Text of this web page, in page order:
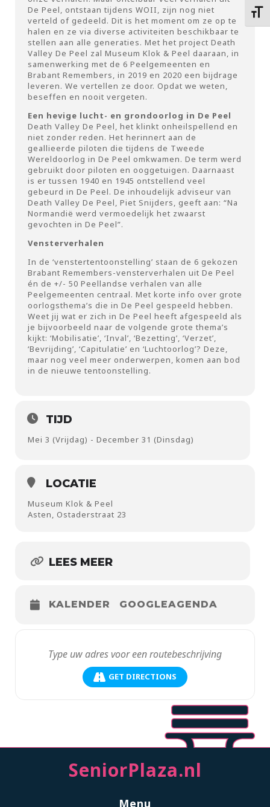
De Peel, ontstaan tijdens WOII, zijn nog niet
verteld of gedeeld. Dit is het moment om ze op te
halen en ze via diverse activiteiten beschikbaar te
stellen aan alle generaties. Met het project Death
Valley De Peel zal Museum Klok & Peel daaraan, in
samenwerking met de 6 Peelgemeenten en
Brabant Remembers, in 2019 en 2020 een bijdrage
leveren. We vertellen ze door. Opdat we weten,
beseffen en nooit vergeten.
Een hevige lucht- en grondoorlog in De Peel
Death Valley De Peel, het klinkt onheilspellend en
niet zonder reden. Het herinnert aan de
geallieerde piloten die tijdens de Tweede
Wereldoorlog in De Peel omkwamen. De term werd
gebruikt door piloten en ooggetuigen. Daarnaast
is er tussen 1940 en 1945 ontstellend veel
gebeurd in De Peel. De inhoudelijk adviseur van
Death Valley De Peel, Piet Snijders, geeft aan: “Na
Normandië werd vermoedelijk het zwaarst
gevochten in De Peel”.
Vensterverhalen
In de ‘venstertentoonstelling’ staan de 6 gekozen
Brabant Remembers-vensterverhalen uit De Peel
én de +/- 50 Peellandse verhalen van alle
Peelgemeenten centraal. Met korte info over grote
oorlogsthema’s die in De Peel gespeeld hebben.
Weet jij wat er zich in De Peel heeft afgespeeld als
je bijvoorbeeld naar de volgende grote thema’s
kijkt: ‘Mobilisatie’, ‘Inval’, ‘Bezetting’, ‘Verzet’,
‘Bevrijding’, ‘Capitulatie’ en ‘Luchtoorlog’? Deze,
maar nog veel meer onderwerpen, komen aan bod
in de nieuwe tentoonstelling.
TIJD
Mei 3 (Vrijdag) - December 31 (Dinsdag)
LOCATIE
Museum Klok & Peel
Asten, Ostaderstraat 23
LEES MEER
KALENDER GOOGLEAGENDA
GET DIRECTIONS
SeniorPlaza.nl
Menu